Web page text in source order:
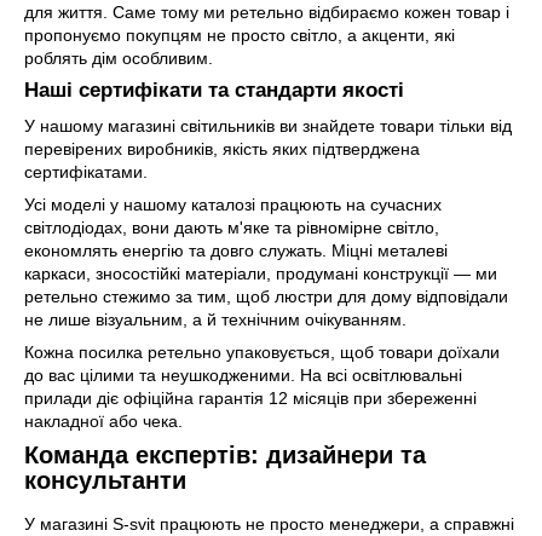
для життя. Саме тому ми ретельно відбираємо кожен товар і
пропонуємо покупцям не просто світло, а акценти, які
роблять дім особливим.
Наші сертифікати та стандарти якості
У нашому магазині світильників ви знайдете товари тільки від
перевірених виробників, якість яких підтверджена
сертифікатами.
Усі моделі у нашому каталозі працюють на сучасних
світлодіодах, вони дають м'яке та рівномірне світло,
економлять енергію та довго служать. Міцні металеві
каркаси, зносостійкі матеріали, продумані конструкції — ми
ретельно стежимо за тим, щоб люстри для дому відповідали
не лише візуальним, а й технічним очікуванням.
Кожна посилка ретельно упаковується, щоб товари доїхали
до вас цілими та неушкодженими. На всі освітлювальні
прилади діє офіційна гарантія 12 місяців при збереженні
накладної або чека.
Команда експертів: дизайнери та
консультанти
У магазині S-svit працюють не просто менеджери, а справжні